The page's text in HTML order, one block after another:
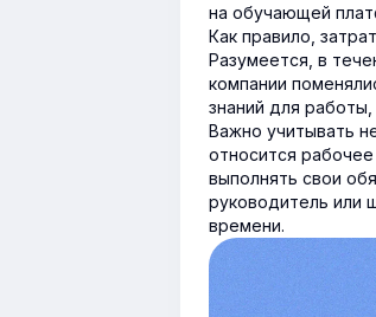
на обучающей
Как правило,
Разумеется, в
компании
знаний для
Важно учитывать
относится
выполнять свои
руководитель или
времени.